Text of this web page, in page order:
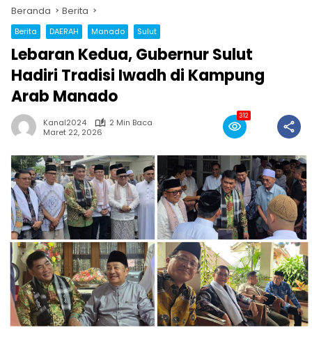
Beranda Berita
Berita DAERAH Manado Sulut
Lebaran Kedua, Gubernur Sulut
Hadiri Tradisi Iwadh di Kampung
Arab Manado
Kanal2024
2 Min Baca
Maret 22, 2026
312